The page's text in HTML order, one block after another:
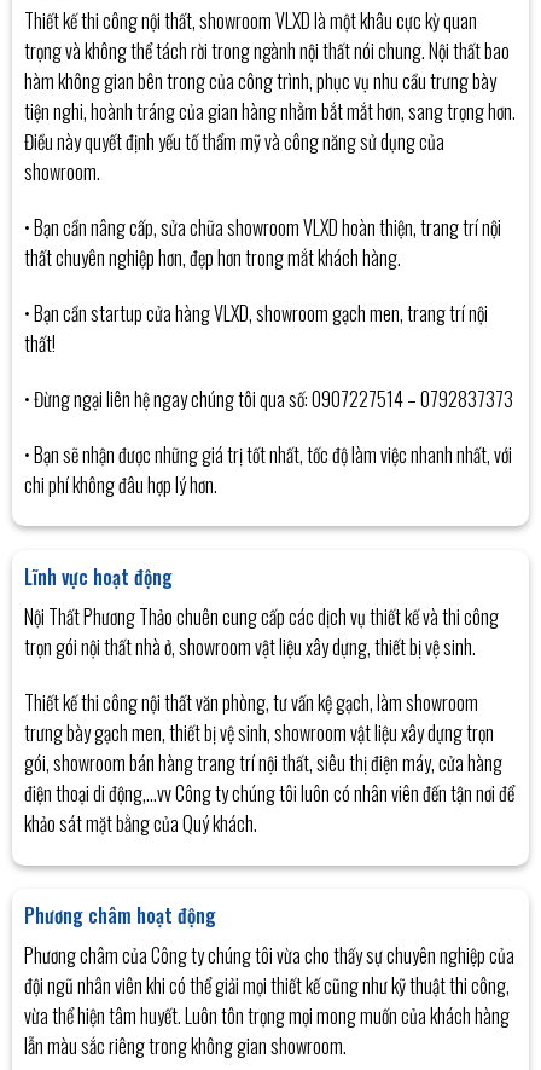
Thiết kế thi công nội thất, showroom VLXD là một khâu cực kỳ quan
trọng và không thể tách rời trong ngành nội thất nói chung. Nội thất bao
hàm không gian bên trong của công trình, phục vụ nhu cầu trưng bày
tiện nghi, hoành tráng của gian hàng nhằm bắt mắt hơn, sang trọng hơn.
Điều này quyết định yếu tố thẩm mỹ và công năng sử dụng của
showroom.
• Bạn cần nâng cấp, sửa chữa showroom VLXD hoàn thiện, trang trí nội
thất chuyên nghiệp hơn, đẹp hơn trong mắt khách hàng.
• Bạn cần startup cửa hàng VLXD, showroom gạch men, trang trí nội
thất!
• Đừng ngại liên hệ ngay chúng tôi qua số: 0907227514 – 0792837373
• Bạn sẽ nhận được những giá trị tốt nhất, tốc độ làm việc nhanh nhất, với
chi phí không đâu hợp lý hơn.
Lĩnh vực hoạt động
Nội Thất Phương Thảo chuên cung cấp các dịch vụ thiết kế và thi công
trọn gói nội thất nhà ở, showroom vật liệu xây dựng, thiết bị vệ sinh.
Thiết kế thi công nội thất văn phòng, tư vấn kệ gạch, làm showroom
trưng bày gạch men, thiết bị vệ sinh, showroom vật liệu xây dựng trọn
gói, showroom bán hàng trang trí nội thất, siêu thị điện máy, cửa hàng
điện thoại di động,…vv Công ty chúng tôi luôn có nhân viên đến tận nơi để
khảo sát mặt bằng của Quý khách.
Phương châm hoạt động
Phương châm của Công ty chúng tôi vừa cho thấy sự chuyên nghiệp của
đội ngũ nhân viên khi có thể giải mọi thiết kế cũng như kỹ thuật thi công,
vừa thể hiện tâm huyết. Luôn tôn trọng mọi mong muốn của khách hàng
lẫn màu sắc riêng trong không gian showroom.